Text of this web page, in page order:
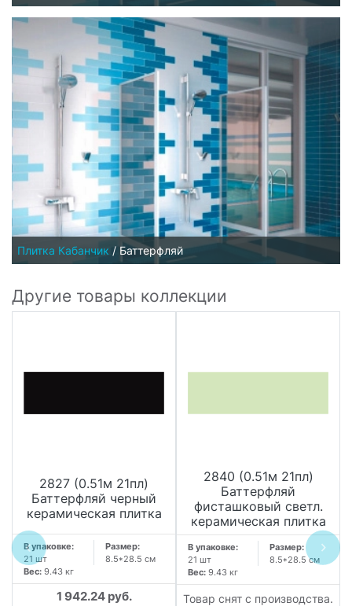
Плитка Кабанчик / Баттерфляй
Другие товары коллекции
2827 (0.51м 21пл)
Баттерфляй черный
керамическая плитка
В упаковке:
21 шт
Размер:
8.5*28.5 см
Вес: 9.43 кг
1 942.24 руб.
2840 (0.51м 21пл)
Баттерфляй
фисташковый светл.
керамическая плитка
В упаковке:
21 шт
Размер:
8.5*28.5 см
Вес: 9.43 кг
Товар снят с производства.